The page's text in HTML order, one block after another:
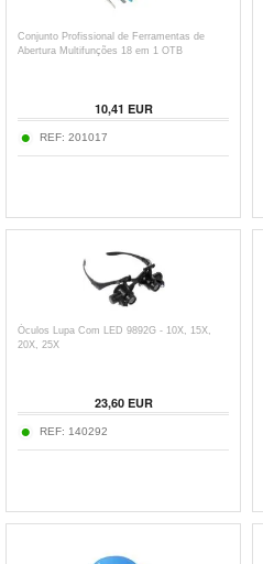
Conjunto Profissional de Ferramentas de
Abertura Multifunções 18 em 1 OTB
10,41 EUR
REF: 201017
Óculos Lupa Com LED 9892G - 10X, 15X,
20X, 25X
23,60EUR
REF: 140292